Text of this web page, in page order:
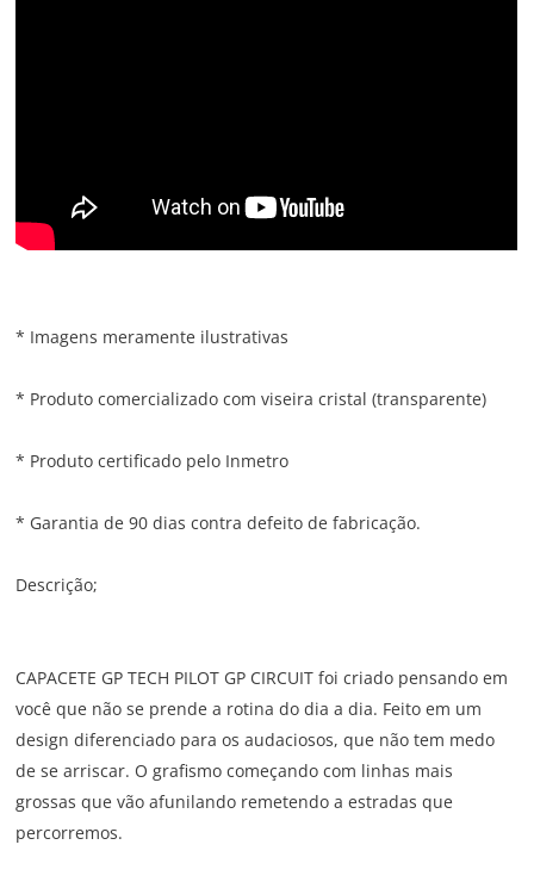
* Imagens meramente ilustrativas
* Produto comercializado com viseira cristal (transparente)
* Produto certificado pelo Inmetro
* Garantia de 90 dias contra defeito de fabricação.
Descrição;
CAPACETE GP TECH PILOT GP CIRCUIT foi criado pensando em
você que não se prende a rotina do dia a dia. Feito em um
design diferenciado para os audaciosos, que não tem medo
de se arriscar. O grafismo começando com linhas mais
grossas que vão afunilando remetendo a estradas que
percorremos.